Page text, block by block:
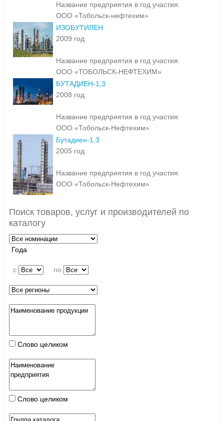
Название предприятия в год участия:
ООО «Тобольск-нефтехим»
ИЗОБУТИЛЕН
2009 год
Название предприятия в год участия:
ООО «ТОБОЛЬСК-НЕФТЕХИМ»
БУТАДИЕН-1,3
2008 год
Название предприятия в год участия:
ООО «Тобольск-Нефтехим»
Бутадиен-1,3
2005 год
Название предприятия в год участия:
ООО «Тобольск-Нефтехим»
Поиск товаров, услуг и производителей по
каталогу
Года
c по
Слово целиком
Слово целиком